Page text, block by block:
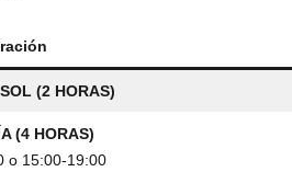
(2 HORAS)
(4 HORAS)
o 15:00-19:00